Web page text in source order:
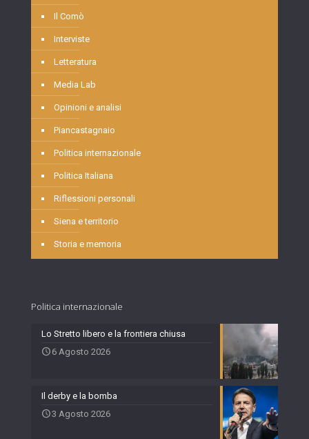
Il Comò
Interviste
Letteratura
Media Lab
Opinioni e analisi
Piancastagnaio
Politica internazionale
Politica Italiana
Riflessioni personali
Siena e territorio
Storia e memoria
Politica internazionale
Lo Stretto libero e la frontiera chiusa
6 Agosto 2026
Il derby e la bomba
3 Agosto 2026